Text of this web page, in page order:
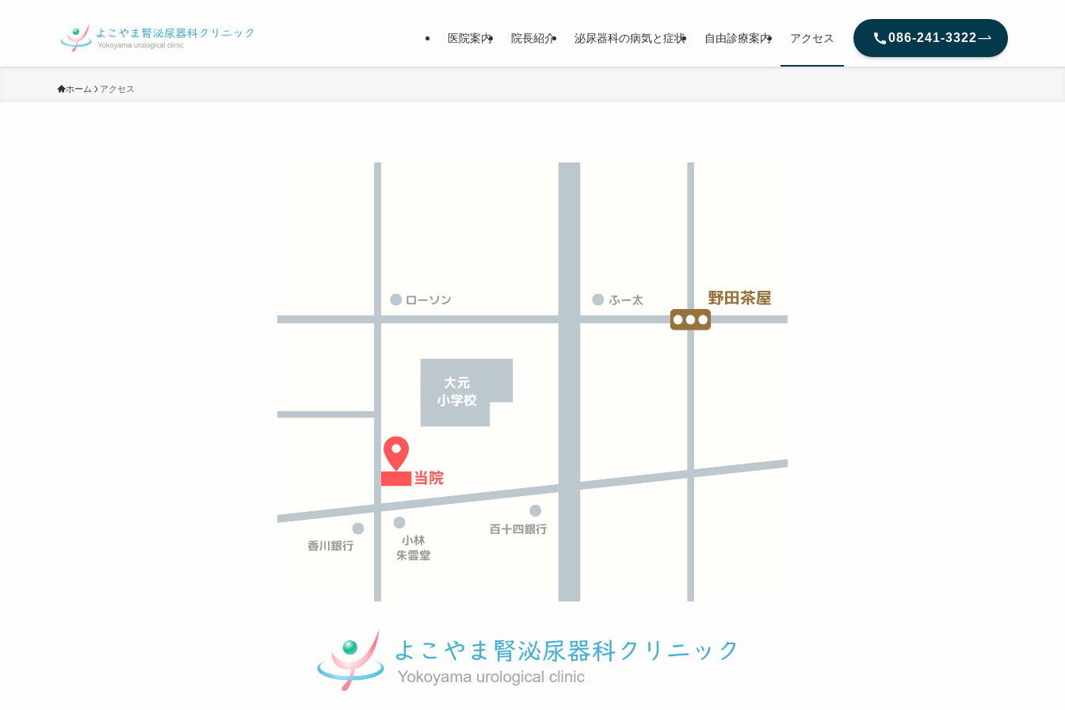
医院案内 院長紹介 泌尿器科の病気と症状 自由診療案内 アクセス 086-241-3322
ホーム アクセス